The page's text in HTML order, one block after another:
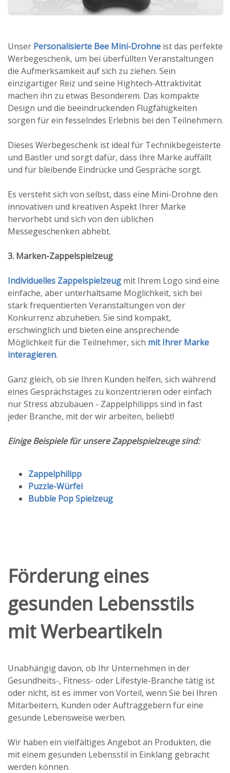
Unser Personalisierte Bee Mini-Drohne ist das perfekte
Werbegeschenk, um bei überfüllten Veranstaltungen
die Aufmerksamkeit auf sich zu ziehen. Sein
einzigartiger Reiz und seine Hightech-Attraktivität
machen ihn zu etwas Besonderem. Das kompakte
Design und die beeindruckenden Flugfähigkeiten
sorgen für ein fesselndes Erlebnis bei den Teilnehmern.
Dieses Werbegeschenk ist ideal für Technikbegeisterte
und Bastler und sorgt dafür, dass Ihre Marke auffällt
und für bleibende Eindrücke und Gespräche sorgt.
Es versteht sich von selbst, dass eine Mini-Drohne den
innovativen und kreativen Aspekt Ihrer Marke
hervorhebt und sich von den üblichen
Messegeschenken abhebt.
3. Marken-Zappelspielzeug
Individuelles Zappelspielzeug mit Ihrem Logo sind eine
einfache, aber unterhaltsame Möglichkeit, sich bei
stark frequentierten Veranstaltungen von der
Konkurrenz abzuheben. Sie sind kompakt,
erschwinglich und bieten eine ansprechende
Möglichkeit für die Teilnehmer, sich mit Ihrer Marke
interagieren.
Ganz gleich, ob sie Ihren Kunden helfen, sich während
eines Gesprächstages zu konzentrieren oder einfach
nur Stress abzubauen - Zappelphilipps sind in fast
jeder Branche, mit der wir arbeiten, beliebt!
Einige Beispiele für unsere Zappelspielzeuge sind:
Zappelphilipp
Puzzle-Würfel
Bubble Pop Spielzeug
Förderung eines
gesunden Lebensstils
mit Werbeartikeln
Unabhängig davon, ob Ihr Unternehmen in der
Gesundheits-, Fitness- oder Lifestyle-Branche tätig ist
oder nicht, ist es immer von Vorteil, wenn Sie bei Ihren
Mitarbeitern, Kunden oder Auftraggebern für eine
gesunde Lebensweise werben.
Wir haben ein vielfältiges Angebot an Produkten, die
mit einem gesunden Lebensstil in Einklang gebracht
werden können.